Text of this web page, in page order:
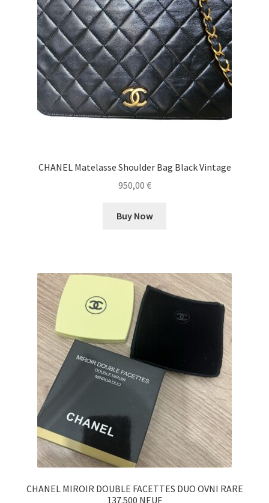
CHANEL Matelasse Shoulder Bag Black Vintage
950,00 €
Buy Now
CHANEL MIROIR DOUBLE FACETTES DUO OVNI RARE
137.500 NEUF